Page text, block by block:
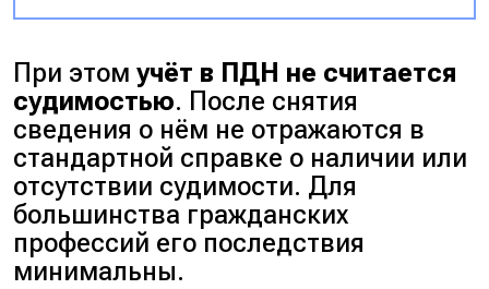
При этомучёт в ПДН не считается
судимостью. После снятия
сведения о нём не отражаются в
стандартной справке о наличии или
отсутствии судимости. Для
большинства гражданских
профессий его последствия
минимальны.